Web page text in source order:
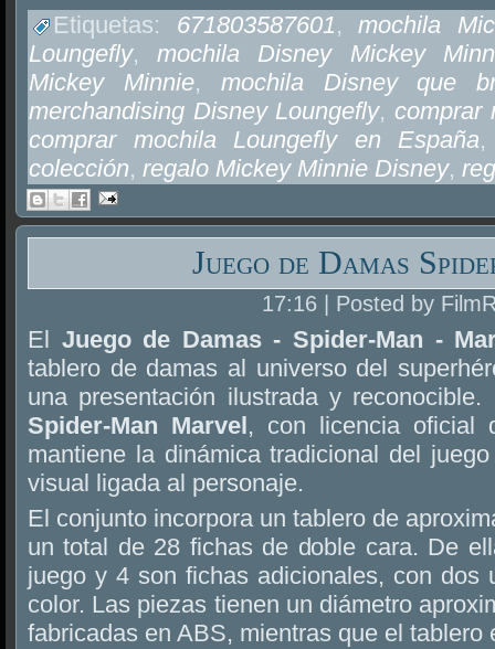
Etiquetas: 671803587601,mochila
Loungefly,mochila Disney Mickey
Mickey Minnie, mochila Disney que
merchandising Disney Loungefly, comprar
comprar mochila Loungefly en España
colección, regalo Mickey Minnie Disney,
Juego de Damas
17:16 | Posted by
El Juego de Damas - Spider-Man -
tablero de damas al universo del
una presentación ilustrada y
Spider-Man Marvel, con licencia oficial
mantiene la dinámica tradicional del
visual ligada al personaje.
El conjunto incorpora un tablero de
un total de 28 fichas de doble cara. De
juego y 4 son fichas adicionales, con dos
color. Las piezas tienen un diámetro
fabricadas en ABS, mientras que el tablero